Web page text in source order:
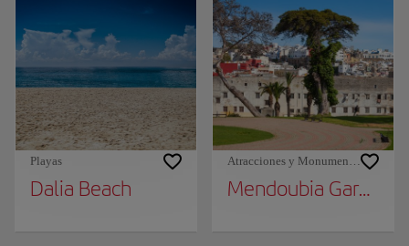
Playas
Dalia Beach
Atracciones y Monumentos
Mendoubia Gardens